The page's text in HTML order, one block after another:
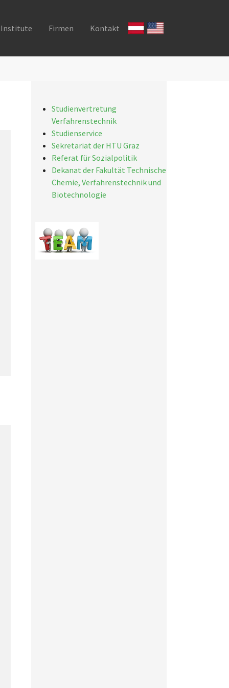
Institute Firmen Kontakt
Studienvertretung
Verfahrenstechnik
Studienservice
Sekretariat der HTU Graz
Referat für Sozialpolitik
Dekanat der Fakultät Technische
Chemie, Verfahrenstechnik und
Biotechnologie